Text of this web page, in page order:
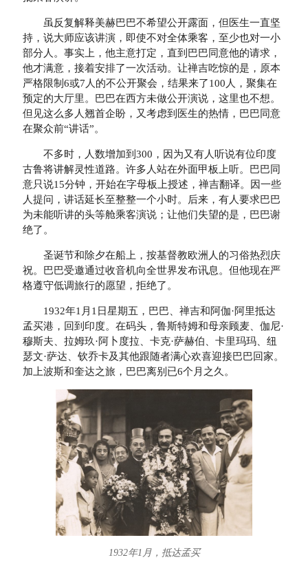
虽反复解释美赫巴巴不希望公开露面，但医生一直坚
持，说大师应该讲演，即使不对全体乘客，至少也对一小
部分人。事实上，他主意打定，直到巴巴同意他的请求，
他才满意，接着安排了一次活动。让禅吉吃惊的是，原本
严格限制6或7人的不公开聚会，结果来了100人，聚集在
预定的大厅里。巴巴在西方未做公开演说，这里也不想。
但见这么多人翘首企盼，又考虑到医生的热情，巴巴同意
在聚众前“讲话”。
不多时，人数增加到300，因为又有人听说有位印度
古鲁将讲解灵性道路。许多人站在外面甲板上听。巴巴同
意只说15分钟，开始在字母板上授述，禅吉翻译。因一些
人提问，讲话延长至整整一个小时。后来，有人要求巴巴
为未能听讲的头等舱乘客演说；让他们失望的是，巴巴谢
绝了。
圣诞节和除夕在船上，按基督教欧洲人的习俗热烈庆
祝。巴巴受邀通过收音机向全世界发布讯息。但他现在严
格遵守低调旅行的愿望，拒绝了。
1932年1月1日星期五，巴巴、禅吉和阿伽·阿里抵达
孟买港，回到印度。在码头，鲁斯特姆和母亲顾麦、伽尼·
穆斯夫、拉姆玖·阿卜度拉、卡克·萨赫伯、卡里玛玛、纽
瑟文·萨达、钦乔卡及其他跟随者满心欢喜迎接巴巴回家。
加上波斯和奎达之旅，巴巴离别已6个月之久。
1932年1月，抵达孟买